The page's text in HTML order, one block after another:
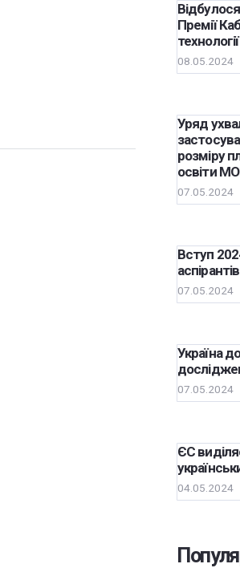
Премії
08.05.2024
Уряд
розміру
освіти
07.05.2024
Вступ
07.05.2024
Україна
07.05.2024
ЄС
04.05.2024